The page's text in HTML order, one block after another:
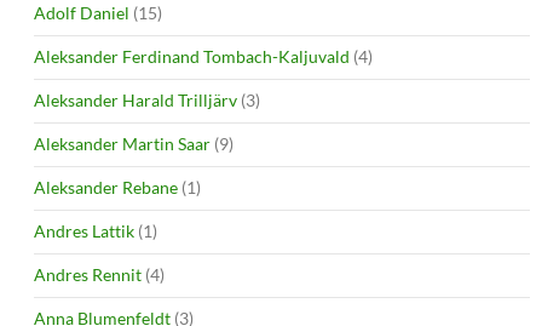
Adolf Daniel (15)
Aleksander Ferdinand Tombach-Kaljuvald (4)
Aleksander Harald Trilljärv (3)
Aleksander Martin Saar (9)
Aleksander Rebane (1)
Andres Lattik (1)
Andres Rennit (4)
Anna Blumenfeldt (3)